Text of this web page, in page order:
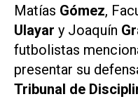
Matías Gómez,
Ulayar y Joaquín
futbolistas
presentar su
Tribunal de